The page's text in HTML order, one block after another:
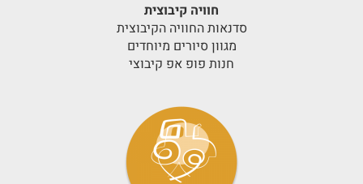
חוויה קיבוצית
סדנאות החוויה הקיבוצית
מגוון סיורים מיוחדים
חנות פופ אפ קיבוצי